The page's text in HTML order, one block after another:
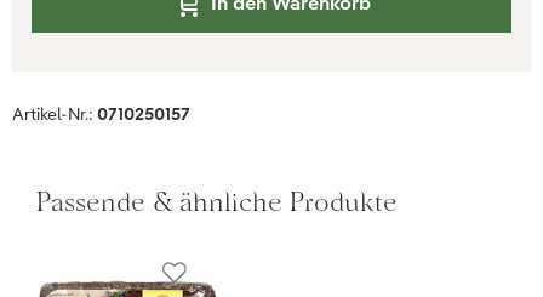
Artikel-Nr.: 0710250157
Passende & ähnliche Produkte